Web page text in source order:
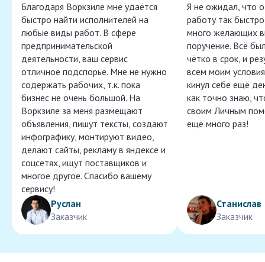
Благодаря Воркзиле мне удаётся
быстро найти исполнителей на
любые виды работ. В сфере
предпринимательской
деятельности, ваш сервис
отличное подспорье. Мне не нужно
содержать рабочих, т.к. пока
бизнес не очень большой. На
Воркзиле за меня размещают
объявления, пишут тексты, создают
инфографику, монтируют видео,
делают сайты, рекламу в яндексе и
соцсетях, ищут поставщиков и
многое другое. Спасибо вашему
сервису!
Руслан
Заказчик
Я не ожидал, что
работу так
много желающих
поручение. Всё
чётко в срок, и
всем моим
кинул себе ещё
как точно знаю,
своим Личным
ещё много раз!
Станислав
Заказчик